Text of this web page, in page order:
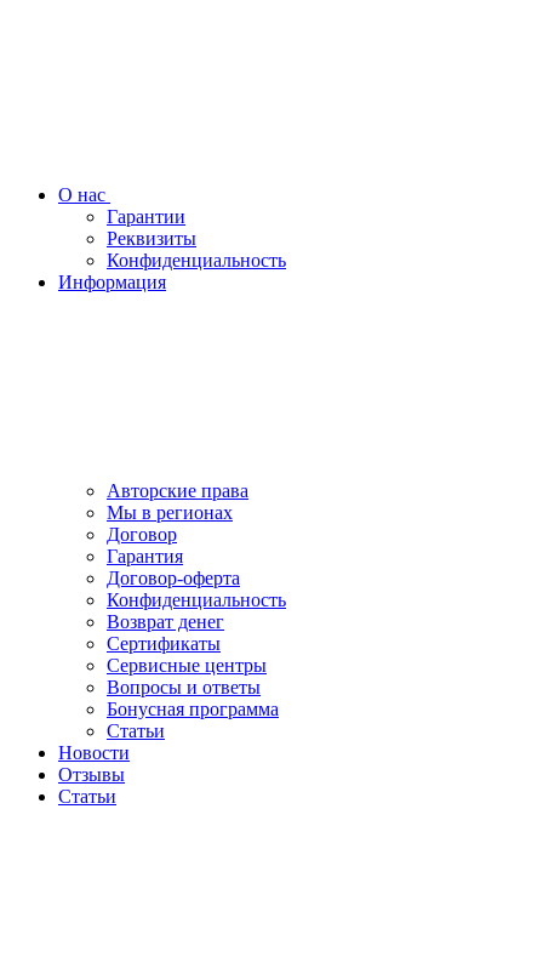
О нас
Гарантии
Реквизиты
Конфиденциальность
Информация
Авторские права
Мы в регионах
Договор
Гарантия
Договор-оферта
Конфиденциальность
Возврат денег
Сертификаты
Сервисные центры
Вопросы и ответы
Бонусная программа
Статьи
Новости
Отзывы
Статьи